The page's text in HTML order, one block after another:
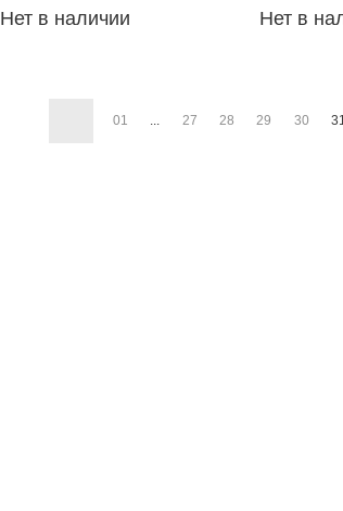
Нет в наличии Нет в
01 ... 27 28 29 30